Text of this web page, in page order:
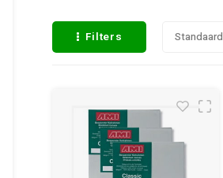
Filters Standaard